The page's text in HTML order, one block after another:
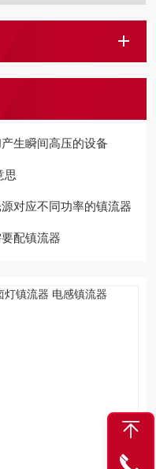
生瞬间高压的设备
思
对应不同功率的镇流器
配镇流器